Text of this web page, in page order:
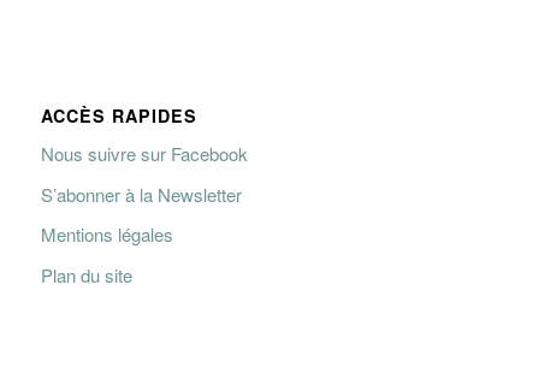
ACCÈS RAPIDES
Nous suivre sur Facebook
S’abonner à la Newsletter
Mentions légales
Plan du site